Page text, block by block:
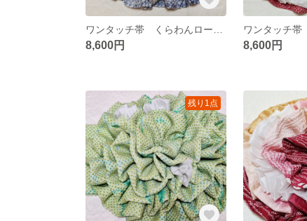
8,600円 8,600円
残り1点